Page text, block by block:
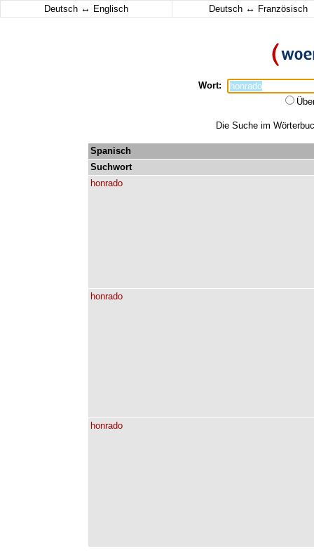
Deutsch ↔ Englisch Deutsch ↔ Französisch
Wort:
Die Suche im
Spanisch
Suchwort
honrado
honrado
honrado